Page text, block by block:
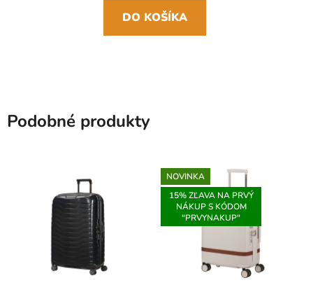
DO KOŠÍKA
Podobné produkty
NOVINKA
15% ZĽAVA NA PRVÝ
NÁKUP S KÓDOM
"PRVYNAKUP"